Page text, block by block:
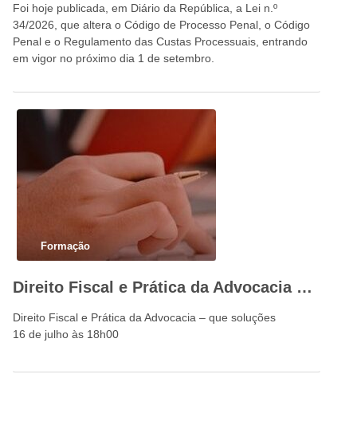
Foi hoje publicada, em Diário da República, a Lei n.º
34/2026, que altera o Código de Processo Penal, o Código
Penal e o Regulamento das Custas Processuais, entrando
em vigor no próximo dia 1 de setembro.
Formação
Direito Fiscal e Prática da Advocacia – que soluções
Direito Fiscal e Prática da Advocacia – que soluções
16 de julho às 18h00